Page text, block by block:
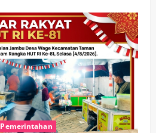
Pemerintahan